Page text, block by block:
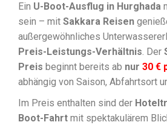
Ein U-Boot-Ausflug in Hurghada
sein – mit Sakkara Reisen
außergewöhnliches
Preis-Leistungs-Verhältnis. Der
Preis beginnt bereits ab nur 30 €
abhängig von Saison, Abfahrtsort
Im Preis enthalten sind der
Boot-Fahrt mit spektakulärem